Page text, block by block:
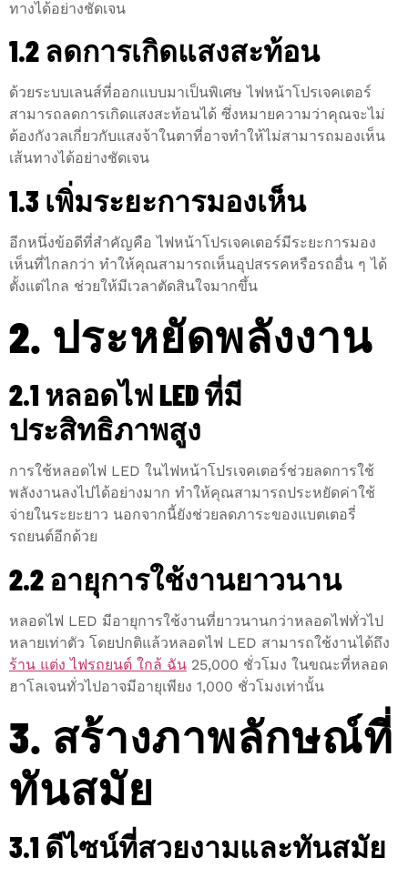
ทางได้อย่างชัดเจน
1.2 ลดการเกิดแสงสะท้อน
ด้วยระบบเลนส์ที่ออกแบบมาเป็นพิเศษ ไฟหน้าโปรเจคเตอร์
สามารถลดการเกิดแสงสะท้อนได้ ซึ่งหมายความว่าคุณจะไม่
ต้องกังวลเกี่ยวกับแสงจ้าในตาที่อาจทำให้ไม่สามารถมองเห็น
เส้นทางได้อย่างชัดเจน
1.3 เพิ่มระยะการมองเห็น
อีกหนึ่งข้อดีที่สำคัญคือ ไฟหน้าโปรเจคเตอร์มีระยะการมอง
เห็นที่ไกลกว่า ทำให้คุณสามารถเห็นอุปสรรคหรือรถอื่น ๆ ได้
ตั้งแต่ไกล ช่วยให้มีเวลาตัดสินใจมากขึ้น
2. ประหยัดพลังงาน
2.1 หลอดไฟ LED ที่มี
ประสิทธิภาพสูง
การใช้หลอดไฟ LED ในไฟหน้าโปรเจคเตอร์ช่วยลดการใช้
พลังงานลงไปได้อย่างมาก ทำให้คุณสามารถประหยัดค่าใช้
จ่ายในระยะยาว นอกจากนี้ยังช่วยลดภาระของแบตเตอรี่
รถยนต์อีกด้วย
2.2 อายุการใช้งานยาวนาน
หลอดไฟ LED มีอายุการใช้งานที่ยาวนานกว่าหลอดไฟทั่วไป
หลายเท่าตัว โดยปกติแล้วหลอดไฟ LED สามารถใช้งานได้ถึง
ร้าน แต่ง ไฟรถยนต์ ใกล้ ฉัน 25,000 ชั่วโมง ในขณะที่หลอด
ฮาโลเจนทั่วไปอาจมีอายุเพียง 1,000 ชั่วโมงเท่านั้น
3. สร้างภาพลักษณ์ที่
ทันสมัย
3.1 ดีไซน์ที่สวยงามและทันสมัย